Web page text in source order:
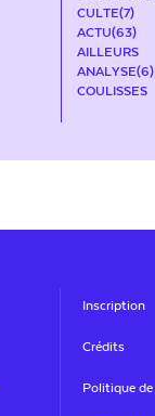
CULTE(7)
ACTU(63)
AILLEURS
ANALYSE(6)
COULISSES
Inscription
Crédits
Politique